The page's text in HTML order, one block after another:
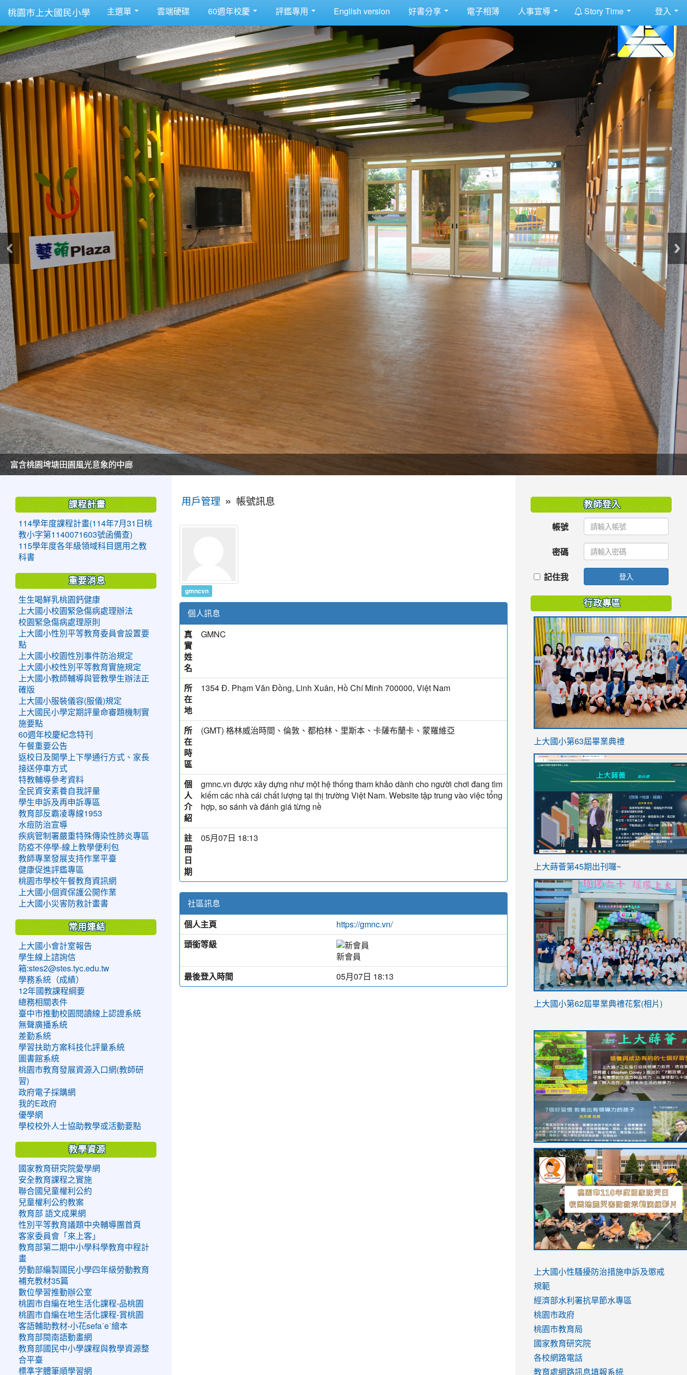
桃園市上大國民小學 主選單 雲端硬碟 60週年校慶 評鑑專用 English version 好書分享 電子相簿 人事宣導 Story Time 登入
美麗的操場是我們活力的來源
美麗的操場是我們活力的來源
煥然一新的小司令台
煥然一新的小司令台
富含桃園埤塘田園風光意象的中廊
富含桃園埤塘田園風光意象的中廊
嶄新的中庭廣場
嶄新的中庭廣場
水生池生生不息
水生池生生不息
用戶管理 » 帳號訊息
gmncvn
個人訊息
真
實
姓
名
GMNC
所
在
地
1354 Đ. Phạm Văn Đồng, Linh Xuân, Hồ Chí Minh 700000, Việt Nam
所
在
時
區
(GMT) 格林威治時間、倫敦、都柏林、里斯本、卡薩布蘭卡、蒙羅維亞
個
人
介
紹
gmnc.vn được xây dựng như một hệ thống tham khảo dành cho người chơi đang tìm
kiếm các nhà cái chất lượng tại thị trường Việt Nam. Website tập trung vào việc tổng
hợp, so sánh và đánh giá từng nề
註
冊
日
期
05月07日 18:13
社區訊息
個人主頁
https://gmnc.vn/
頭銜等級
新會員
最後登入時間
05月07日 18:13
課程計畫
114學年度課程計畫(114年7月31日桃
教小字第1140071603號函備查)
115學年度各年級領域科目選用之教
科書
重要消息
生生喝鮮乳桃園鈣健康
上大國小校園緊急傷病處理辦法
校園緊急傷病處理原則
上大國小性別平等教育委員會設置要
點
上大國小校園性別事件防治規定
上大國小校性別平等教育實施規定
上大國小教師輔導與管教學生辦法正
確版
上大國小服裝儀容(服儀)規定
上大國民小學定期評量命審題機制實
施要點
60週年校慶紀念特刊
午餐重要公告
返校日及開學上下學通行方式、家長
接送停車方式
特教輔導參考資料
全民資安素養自我評量
學生申訴及再申訴專區
教育部反霸凌專線1953
水痘防治宣導
疾病管制署嚴重特殊傳染性肺炎專區
防疫不停學-線上教學便利包
教師專業發展支持作業平臺
健康促進評鑑專區
桃園市學校午餐教育資訊網
上大國小個資保護公開作業
上大國小災害防救計畫書
常用連結
上大國小會計室報告
學生線上諮詢信
箱:stes2@stes.tyc.edu.tw
學務系統（成績）
12年國教課程綱要
總務相關表件
臺中市推動校園閱讀線上認證系統
無聲廣播系統
差勤系統
學習扶助方案科技化評量系統
圖書館系統
桃園市教育發展資源入口網(教師研
習)
政府電子採購網
我的E政府
優學網
學校校外人士協助教學或活動要點
教學資源
國家教育研究院愛學網
安全教育課程之實施
聯合國兒童權利公約
兒童權利公約教案
教育部 語文成果網
性別平等教育議題中央輔導團首頁
客家委員會「來上客」
教育部第二期中小學科學教育中程計
畫
勞動部編製國民小學四年級勞動教育
補充教材35篇
數位學習推動辦公室
桃園市自編在地生活化課程-品桃園
桃園市自編在地生活化課程-賞桃園
客語輔助教材-小花sefaˊeˋ繪本
教育部閩南語動畫網
教育部國民中小學課程與教學資源整
合平臺
標準字體筆順學習網
教師登入
帳號
密碼
記住我 登入
行政專區
link
https://sites.google.com/stes.tyc.edu.tw/
上大國小第63屆畢業典禮
link
ink
https://sites.google.com/stes.tyc.edu.tw/
link
https://sites.google.com/stes.tyc.edu.tw/
上大蒔薈第45期出刊囉~
link
YfDQppRvyMk686kIw6SBbssEIZ6WnT/
usp=sharing
上大國小第62屆畢業典禮花絮(相片)
to
https://drive.google.com/file/d/1I-
YfDQppRvyMk686kIw6SBbssEIZ6WnT/
usp=sharing
to
https://sites.google.com/stes.tyc.edu.tw/
link
to
https://sites.google.com/stes.tyc.edu.tw/
link
to
https://drive.google.com/file/d/
usp=sharing
link
to
https://youtu.be/jJOMVWY3-
8M
link
to
https://drive.google.com/file/d/
usp=sharing
to
https://www.youtube.com/watch?
v=hC_gdZndU9s
to
https://www.youtube.com/watch?
v=hC_gdZndU9s
link
to
https://www.youtube.com/watch?
v=mfpNykQ0g4M
上大國小性騷擾防治措施申訴及懲戒
規範
經濟部水利署抗旱節水專區
桃園市政府
桃園市教育局
國家教育研究院
各校網路電話
教育處網路訊息填報系統